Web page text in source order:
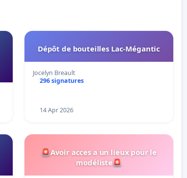
Dépôt de bouteilles Lac-Mégantic
Jocelyn Breault
296 signatures
14 Apr 2026
🚨Avoir acces a un lieux pour le
modéliste🚨